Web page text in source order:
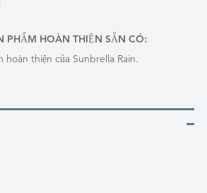
PHẨM HOÀN THIỆN SẴN CÓ:
hoàn thiện của Sunbrella Rain.